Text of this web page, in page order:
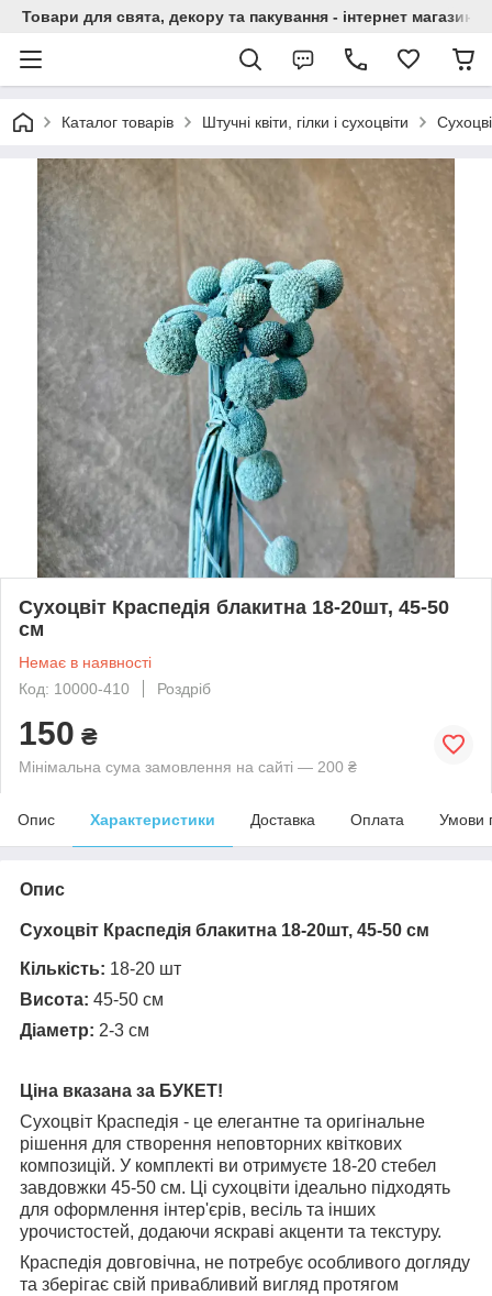
Товари для свята, декору та пакування - інтернет магазин
Каталог товарів Штучні квіти, гілки і сухоцвіти
Сухоцвіт Краспедія блакитна 18-20шт, 45-50
см
Немає в наявності
Код: 10000-410
Роздріб
150 ₴
Мінімальна сума замовлення на сайті — 200 ₴
Опис Характеристики Доставка Оплата Умови
Опис
Сухоцвіт Краспедія блакитна 18-20шт, 45-50 см
Кількість: 18-20 шт
Висота: 45-50 см
Діаметр: 2-3 см
Ціна вказана за БУКЕТ!
Сухоцвіт Краспедія - це елегантне та оригінальне
рішення для створення неповторних квіткових
композицій. У комплекті ви отримуєте 18-20 стебел
завдовжки 45-50 см. Ці сухоцвіти ідеально підходять
для оформлення інтер'єрів, весіль та інших
урочистостей, додаючи яскраві акценти та текстуру.
Краспедія довговічна, не потребує особливого догляду
та зберігає свій привабливий вигляд протягом